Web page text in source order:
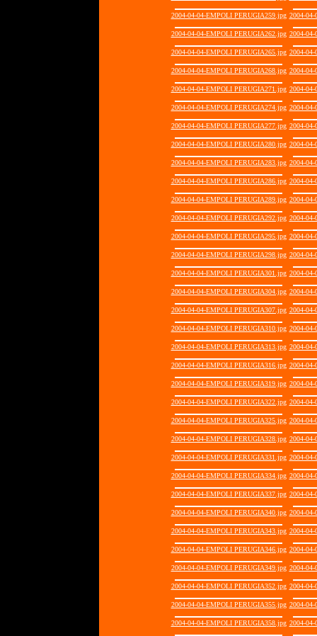
2004-04-04-EMPOLI PERUGIA259.jpg 2004-
2004-04-04-EMPOLI PERUGIA262.jpg 2004-
2004-04-04-EMPOLI PERUGIA265.jpg 2004-
2004-04-04-EMPOLI PERUGIA268.jpg 2004-
2004-04-04-EMPOLI PERUGIA271.jpg 2004-
2004-04-04-EMPOLI PERUGIA274.jpg 2004-
2004-04-04-EMPOLI PERUGIA277.jpg 2004-
2004-04-04-EMPOLI PERUGIA280.jpg 2004-
2004-04-04-EMPOLI PERUGIA283.jpg 2004-
2004-04-04-EMPOLI PERUGIA286.jpg 2004-
2004-04-04-EMPOLI PERUGIA289.jpg 2004-
2004-04-04-EMPOLI PERUGIA292.jpg 2004-
2004-04-04-EMPOLI PERUGIA295.jpg 2004-
2004-04-04-EMPOLI PERUGIA298.jpg 2004-
2004-04-04-EMPOLI PERUGIA301.jpg 2004-
2004-04-04-EMPOLI PERUGIA304.jpg 2004-
2004-04-04-EMPOLI PERUGIA307.jpg 2004-
2004-04-04-EMPOLI PERUGIA310.jpg 2004-
2004-04-04-EMPOLI PERUGIA313.jpg 2004-
2004-04-04-EMPOLI PERUGIA316.jpg 2004-
2004-04-04-EMPOLI PERUGIA319.jpg 2004-
2004-04-04-EMPOLI PERUGIA322.jpg 2004-
2004-04-04-EMPOLI PERUGIA325.jpg 2004-
2004-04-04-EMPOLI PERUGIA328.jpg 2004-
2004-04-04-EMPOLI PERUGIA331.jpg 2004-
2004-04-04-EMPOLI PERUGIA334.jpg 2004-
2004-04-04-EMPOLI PERUGIA337.jpg 2004-
2004-04-04-EMPOLI PERUGIA340.jpg 2004-
2004-04-04-EMPOLI PERUGIA343.jpg 2004-
2004-04-04-EMPOLI PERUGIA346.jpg 2004-
2004-04-04-EMPOLI PERUGIA349.jpg 2004-
2004-04-04-EMPOLI PERUGIA352.jpg 2004-
2004-04-04-EMPOLI PERUGIA355.jpg 2004-
2004-04-04-EMPOLI PERUGIA358.jpg 2004-